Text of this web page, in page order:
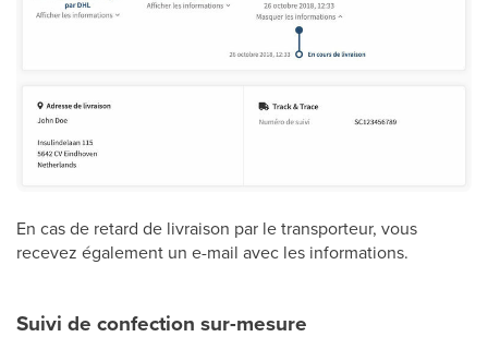
En cas de retard de livraison par le transporteur, vous
recevez également un e-mail avec les informations.
Suivi de confection sur-mesure